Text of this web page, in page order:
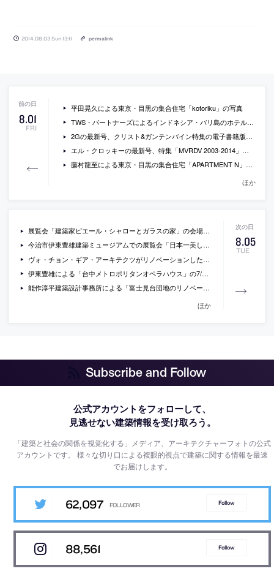
2014.08.03 Sun 13:11 permalink
8.01
FRI
平田晃久による東京・目黒の集合住宅「kotoriku」の写真
TWS・パートナーズによるインドネシア・バリ島のホテル「Akmani Legian」の写真
2Gの最新号、クリスト&ガンテンバイン特集の電子書籍版（￥2,205）
エル・クロッキーの最新号、特集「MVRDV 2003-2014」の電子書籍版(￥2,051)
藤村龍至による東京・目黒の集合住宅「APARTMENT N」の写真など
ほか
8.05
TUE
展覧会「建築家ピエール・シャローとガラスの家」の会場写真
今治市伊東豊雄建築ミュージアムでの展覧会「日本一美しい島・大三島をつくろうプロジェクト2014」の会場写真
ヴォ・チョン・ギア・アーキテクツがリノベーションしたベトナム・ハノイのファサードに緑あふれる住宅「Green Renovation」の写真など
伊東豊雄による「台中メトロポリタンオペラハウス」の7/29時点での外観写真
能作淳平建築設計事務所による「富士見台団地のリノベーション」の施工プロセスの動画
ほか
Subscribe and Follow
公式アカウントをフォローして、
見逃せない建築情報を受け取ろう。
「建築と社会の関係を視覚化する」メディア、アーキテクチャーフォトの公式
アカウントです。様々な切り口による複眼的視点で建築に関する情報を最速
でお届けします。
62,097 Follow
88,561 Follow